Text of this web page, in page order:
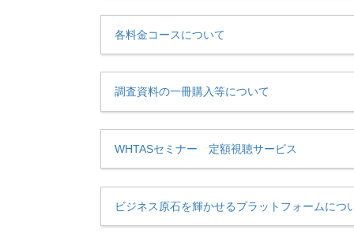
各料金コースについて
調査資料の一冊購入等について
WHTASセミナー 定額視聴サービス
ビジネス原石を輝かせるプラットフォームにつ